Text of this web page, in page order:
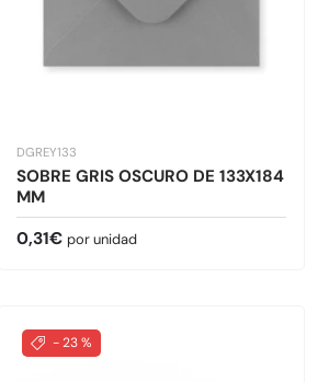
DGREY133
SOBRE GRIS OSCURO DE 133X184
MM
Precio normal
0,31€ por unidad
- 23 %